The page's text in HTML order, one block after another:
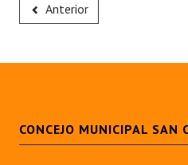
Anterior
CONCEJO MUNICIPAL SAN